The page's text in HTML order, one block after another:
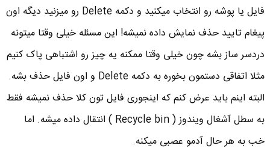
فایل یا پوشه رو انتخاب میکنید و دکمه Delete رو میزنید دیگه اون
پیغام تایید حذف نمایش داده نمیشه! این مسئله خیلی وقتا میتونه
دردسر ساز بشه چون خیلی وقتا ممکنه یه چیز رو اشتباهی پاک کنیم
مثلا اتفاقی دستمون بخوره به دکمه Delete و اون فایل حذف بشه.
البته اینم باید عرض کنم که اینجوری فایل تون کلا حذف نمیشه فقط
به سطل آشغال ویندوز ( Recycle bin ) انتقال داده میشه. اما
خب به هر حال آدمو عصبی میکنه.